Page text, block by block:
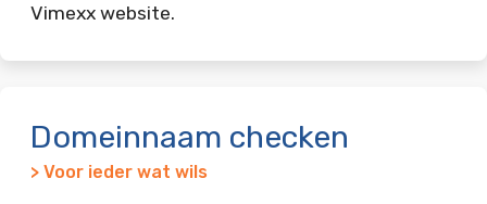
Vimexx website.
Domeinnaam checken
> Voor ieder wat wils